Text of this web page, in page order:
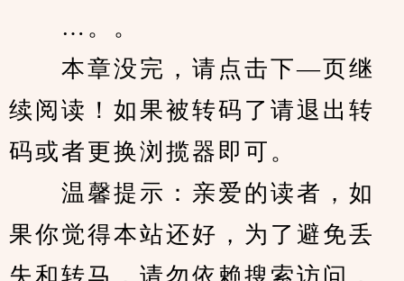
…。。
本章没完，请点击下—页继
续阅读！如果被转码了请退出转
码或者更换浏揽器即可。
温馨提示：亲爱的读者，如
果你觉得本站还好，为了避免丢